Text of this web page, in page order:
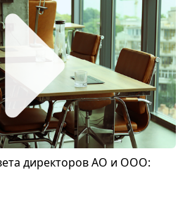
директоров АО и ООО: